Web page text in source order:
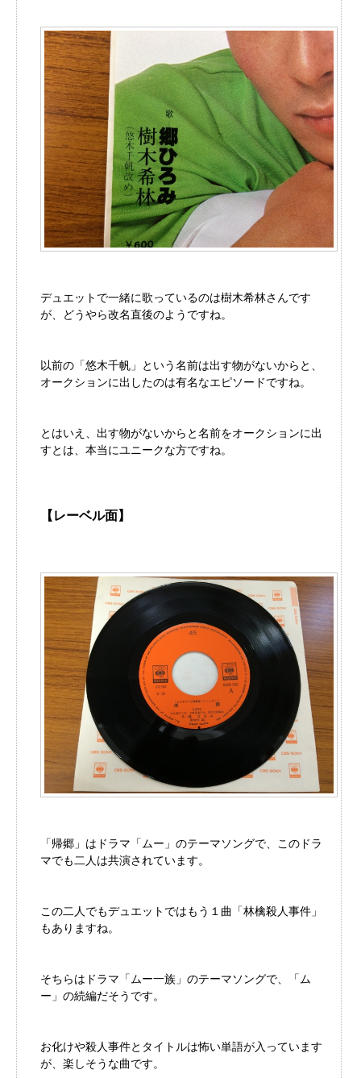
デュエットで一緒に歌っているのは樹木希林さんです
が、どうやら改名直後のようですね。
以前の「悠木千帆」という名前は出す物がないからと、
オークションに出したのは有名なエピソードですね。
とはいえ、出す物がないからと名前をオークションに出
すとは、本当にユニークな方ですね。
【レーベル面】
「帰郷」はドラマ「ムー」のテーマソングで、このドラ
マでも二人は共演されています。
この二人でもデュエットではもう１曲「林檎殺人事件」
もありますね。
そちらはドラマ「ムー一族」のテーマソングで、「ム
ー」の続編だそうです。
お化けや殺人事件とタイトルは怖い単語が入っています
が、楽しそうな曲です。